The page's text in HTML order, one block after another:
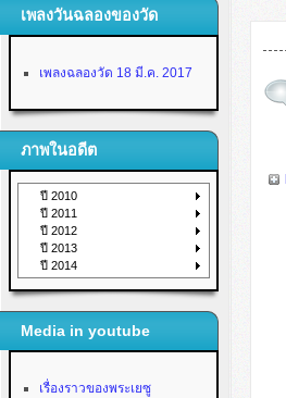
เพลงวันฉลองของวัด
เพลงฉลองวัด 18 มี.ค. 2017
ภาพในอดีต
ปี 2010
ปี 2011
ปี 2012
ปี 2013
ปี 2014
Media in youtube
เรื่องราวของพระเยซู